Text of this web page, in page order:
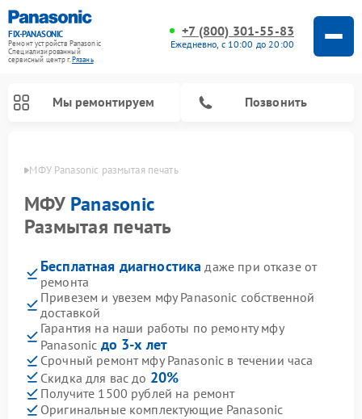
FIX-PANASONIC
Ремонт устройств Panasonic
Специализированный
cервисный центр г.Рязань
+7 (800) 301-55-83
Ежедневно, с 10:00 до 20:00
Мы ремонтируем Позвонить
МФУ Panasonic размытая печать
МФУ Panasonic
Размытая печать
Бесплатная диагностика даже при отказе от
ремонта
Привезем и увезем мфу Panasonic собственной
доставкой
Гарантия на наши работы по ремонту мфу
Panasonic до 3-х лет
Срочный ремонт мфу Panasonic в течении часа
Скидка для вас до 20%
Получите 1500 рублей на ремонт
Оригинальные комплектующие Panasonic